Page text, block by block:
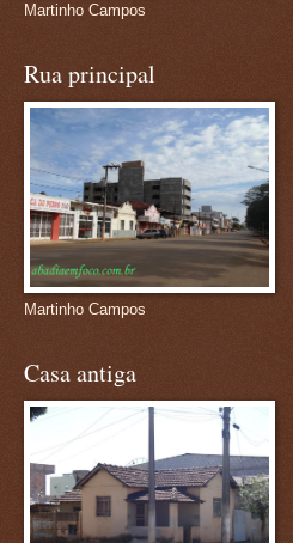
Martinho Campos
Rua principal
Martinho Campos
Casa antiga